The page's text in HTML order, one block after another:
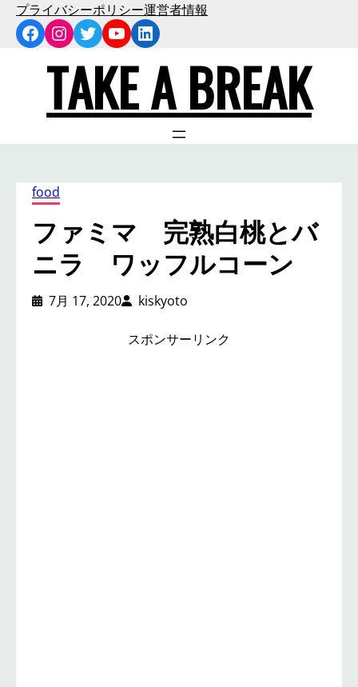
プライバシーポリシー運営者情報
Facebook
Instagram
Twitter
YouTube
LinkedIn
TAKE A BREAK
food
ファミマ 完熟白桃とバ
ニラ ワッフルコーン
7月 17, 2020 kiskyoto
スポンサーリンク